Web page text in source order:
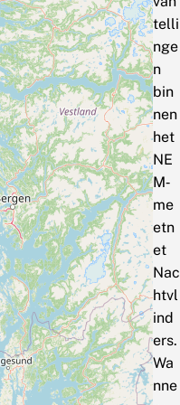
telli
nge
n
bin
nen
het
NE
M‑
me
etn
et
Nac
htvl
ind
ers.
Wa
nne